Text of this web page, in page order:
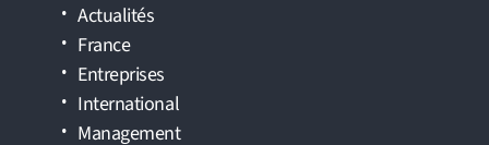
Actualités
France
Entreprises
International
Management